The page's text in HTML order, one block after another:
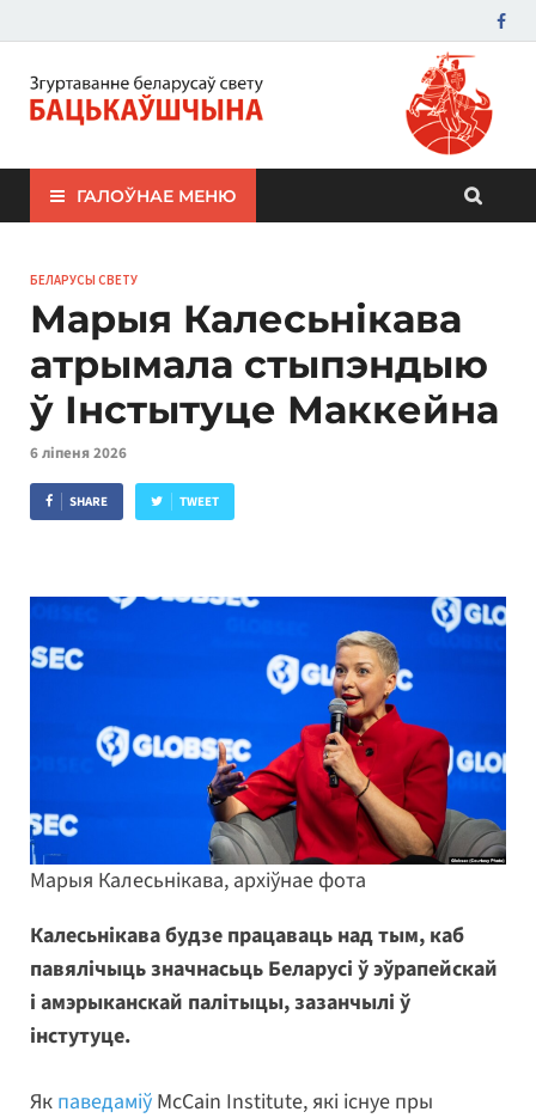
ЗБС "Бацькаўшчына"
ГАЛОЎНАЕ МЕНЮ
БЕЛАРУСЫ СВЕТУ
Марыя Калесьнікава
атрымала стыпэндыю
ў Інстытуце Маккейна
6 ліпеня 2026
SHARE TWEET
Марыя Калесьнікава, архіўнае фота
Калесьнікава будзе працаваць над тым, каб
павялічыць значнасьць Беларусі ў эўрапейскай
і амэрыканскай палітыцы, зазанчылі ў
інстутуце.
Як паведаміў McCain Institute, які існуе пры